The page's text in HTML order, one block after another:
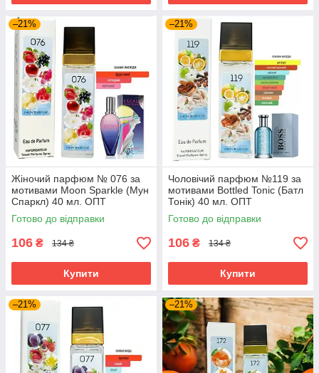
–21%
Жіночий парфюм № 076 за
мотивами Moon Sparkle (Мун
Спаркл) 40 мл. ОПТ
Готово до відправки
106 ₴ 134 ₴
Купити
–21%
Чоловічий парфюм №119 за
мотивами Bottled Tonic (Батл
Тонік) 40 мл. ОПТ
Готово до відправки
106 ₴ 134 ₴
Купити
–21% –21%